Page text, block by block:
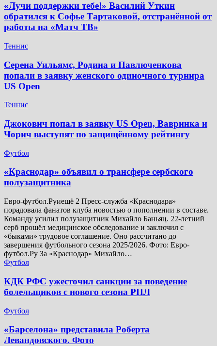
«Лучи поддержки тебе!» Василий Уткин
обратился к Софье Тартаковой, отстранённой от
работы на «Матч ТВ»
Теннис
Серена Уильямс, Родина и Павлюченкова
попали в заявку женского одиночного турнира
US Open
Теннис
Джокович попал в заявку US Open, Вавринка и
Чорич выступят по защищённому рейтингу
Футбол
​«Краснодар» объявил о трансфере сербского
полузащитника
Евро-футбол.Руиещё 2 Пресс-служба «Краснодара»
порадовала фанатов клуба новостью о пополнении в составе.
Команду усилил полузащитник Михайло Баньяц. 22-летний
серб прошёл медицинское обследование и заключил с
«быками» трудовое соглашение. Оно рассчитано до
завершения футбольного сезона 2025/2026. Фото: Евро-
футбол.Ру За «Краснодар» Михайло…
Футбол
КДК РФС ужесточил санкции за поведение
болельщиков с нового сезона РПЛ
Футбол
«Барселона» представила Роберта
Левандовского. Фото